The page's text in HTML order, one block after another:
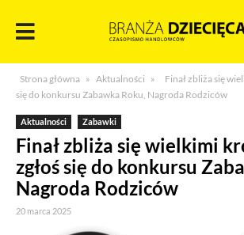
treści
Branża
dziecięca
Strona główna » Aktualności »
Finał zbliża się
się do konkursu Zabawka Roku, Nagroda Rodziców
Aktualności Zabawki
Finał zbliża się wielkimi
zgłoś się do konkursu
Nagroda Rodziców
20 marca 2025